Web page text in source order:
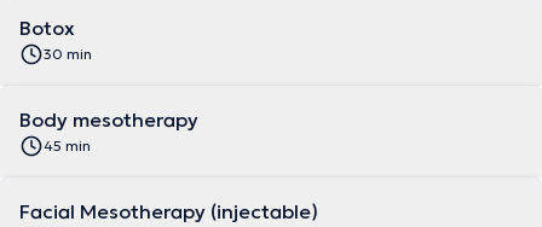
Botox
30 min
Body mesotherapy
45 min
Facial Mesotherapy (injectable)